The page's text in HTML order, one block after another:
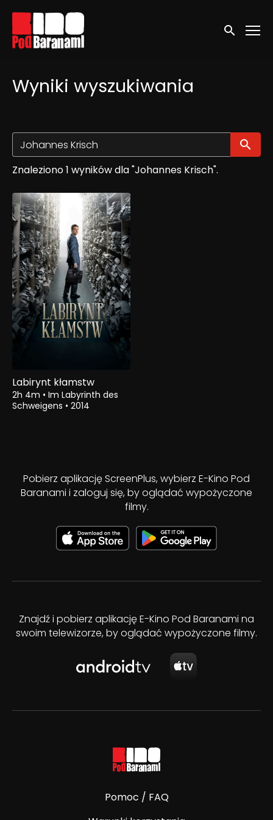
Linki ułatwień dostępu
Wyszukaj
Wyniki wyszukiwania
Znaleziono 1 wyników dla "Johannes Krisch".
Labirynt kłamstw
2h 4m • Im Labyrinth des
Schweigens • 2014
Pobierz aplikację ScreenPlus, wybierz E-Kino Pod
Baranami i zaloguj się, by oglądać wypożyczone
filmy.
Znajdź i pobierz aplikację E-Kino Pod Baranami na
swoim telewizorze, by oglądać wypożyczone filmy.
Pomoc / FAQ